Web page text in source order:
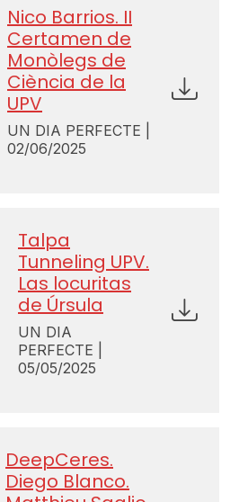
Nico Barrios. II
Certamen de
Monòlegs de
Ciència de la
UPV
UN DIA PERFECTE |
02/06/2025
Talpa
Tunneling UPV.
Las locuritas
de Úrsula
UN DIA
PERFECTE |
05/05/2025
DeepCeres.
Diego Blanco.